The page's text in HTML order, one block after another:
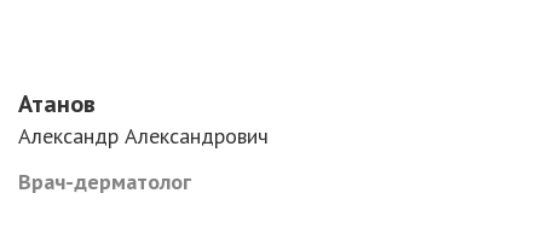
Атанов
Александр Александрович
Врач-дерматолог